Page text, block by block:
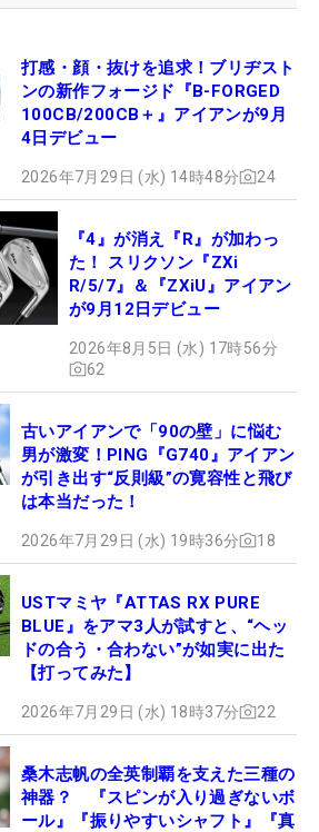
打感・顔・抜けを追求！ブリヂスト
ンの新作フォージド『B-FORGED
100CB/200CB＋』アイアンが9月
4日デビュー
2026年7月29日 (水) 14時48分 24
『4』が消え『R』が加わっ
た！ スリクソン『ZXi
R/5/7』＆『ZXiU』アイアン
が9月12日デビュー
2026年8月5日 (水) 17時56分
62
古いアイアンで「90の壁」に悩む
男が激変！PING『G740』アイアン
が引き出す“反則級”の寛容性と飛び
は本当だった！
2026年7月29日 (水) 19時36分 18
USTマミヤ『ATTAS RX PURE
BLUE』をアマ3人が試すと、“ヘッ
ドの合う・合わない”が如実に出た
【打ってみた】
2026年7月29日 (水) 18時37分 22
桑木志帆の全英制覇を支えた三種の
神器？ 『スピンが入り過ぎないボ
ール』『振りやすいシャフト』『真